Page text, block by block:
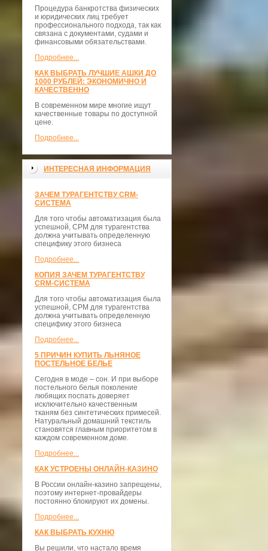
Процедура банкротства физических
и юридических лиц требует
профессионального подхода, так как
связана с документами, судами и
финансовыми обязательствами.
Подробнее...
КАК ВЫБРАТЬ ЛУЧШИЕ АШКИ ДО
1000 РУБЛЕЙ: ЭКОНОМИЧНО И
КАЧЕСТВЕННО
В современном мире многие ищут
качественные товары по доступной
цене.
Подробнее...
ИНТЕРЕСНАЯ ИНФОРМАЦИЯ
ЗАЧЕМ ТУРАГЕНТСТВУ CRM-
СИСТЕМА
Для того чтобы автоматизация была
успешной, СРМ для турагентства
должна учитывать определенную
специфику этого бизнеса
Подробнее...
КОПИЯ ЗАЧЕМ ТУРАГЕНТСТВУ
CRM-СИСТЕМА
Для того чтобы автоматизация была
успешной, СРМ для турагентства
должна учитывать определенную
специфику этого бизнеса
Подробнее...
5 ПРИЧИН КУПИТЬ ЛЬНЯНОЕ
ПОСТЕЛЬНОЕ БЕЛЬЕ
Сегодня в моде – сон. И при выборе
постельного белья поколение
любящих поспать доверяет
исключительно качественным
тканям без синтетических примесей.
Натуральный домашний текстиль
становятся главным приоритетом в
каждом современном доме.
Подробнее...
КАК УСТРОЕНЫ ОНЛАЙН-КАЗИНО
В России онлайн-казино запрещены,
поэтому интернет-провайдеры
постоянно блокируют их домены.
Подробнее...
КАК ВЫБРАТЬ КУХНЮ
Вы решили, что настало время